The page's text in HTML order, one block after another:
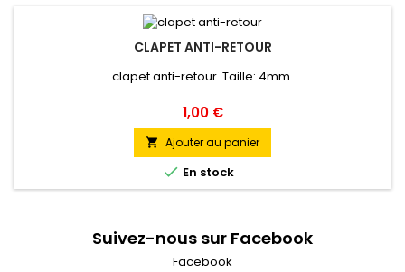
CLAPET ANTI-RETOUR
clapet anti-retour. Taille: 4mm.
Prix
1,00 €
 Ajouter au panier
 En stock
Suivez-nous sur Facebook
Facebook